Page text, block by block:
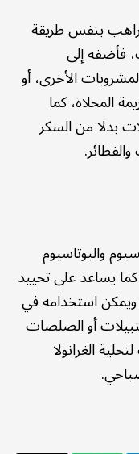
بنفس طريقة
فأضفه إلى
الأخرى، أو
المحلاة، كما
بدلا من السكر
والبوتاسيوم
كما يساعد على تحييد
ويمكن استخدامه في
أو الصلصات
الغرانولا